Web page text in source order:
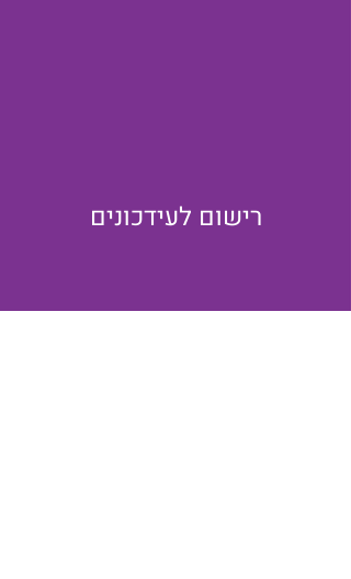
רישום לעידכונים